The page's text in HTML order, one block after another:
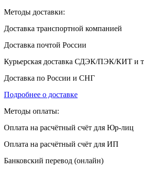
Методы доставки:
Доставка транспортной компанией
Доставка почтой России
Курьерская доставка СДЭК/ПЭК/КИТ и
Доставка по России и СНГ
Подробнее о доставке
Методы оплаты:
Оплата на расчётный счёт для Юр-лиц
Оплата на расчётный счёт для ИП
Банковский перевод (онлайн)